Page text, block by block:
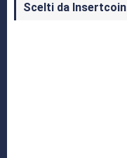
Scelti da Insertcoin